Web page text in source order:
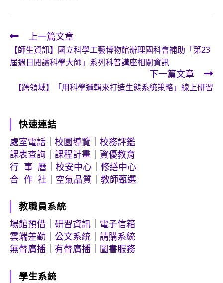
Read
more
articles
上一篇文章
【師生資訊】國立科學工藝博物館辦理國科會補助「第23
屆週日閱讀科學大師」系列科普講座相關資訊
下一篇文章
【跨領域】「用科學邏輯來打造生態系統策略」線上研習
快速連結
處室電話
校園導覽
校務評鑑
課表查詢
課程計畫
資優教育
行 事 曆
校安中心
修繕中心
合 作 社
空氣品質 教師甄選
教職員系統
場館預借
研習資訊
電子信箱
雲端差勤
公文系統
請購系統
無聲廣播
有聲廣播 圖書服務
學生系統